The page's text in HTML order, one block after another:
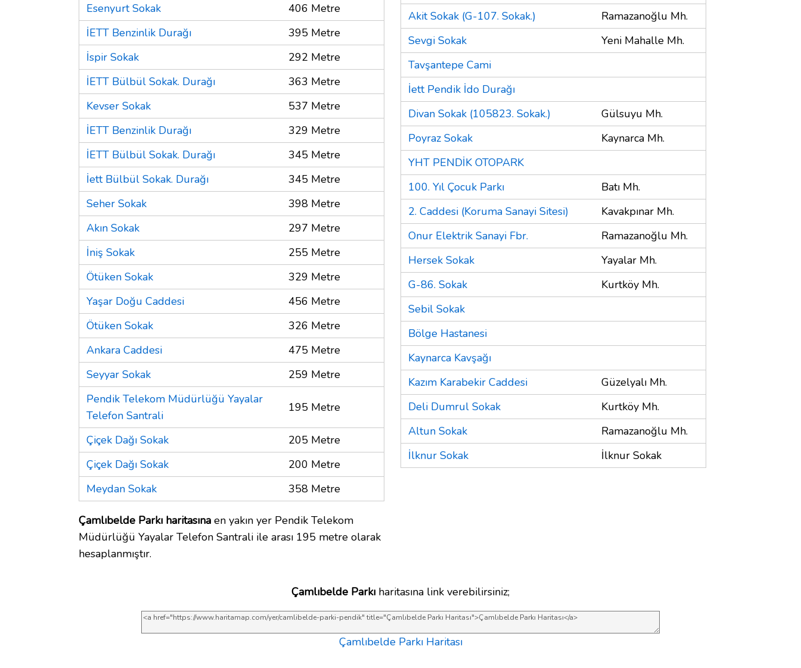
Esenyurt Sokak
406 Metre
İETT Benzinlik Durağı
395 Metre
İspir Sokak
292 Metre
İETT Bülbül Sokak. Durağı
363 Metre
Kevser Sokak
537 Metre
İETT Benzinlik Durağı
329 Metre
İETT Bülbül Sokak. Durağı
345 Metre
İett Bülbül Sokak. Durağı
345 Metre
Seher Sokak
398 Metre
Akın Sokak
297 Metre
İniş Sokak
255 Metre
Ötüken Sokak
329 Metre
Yaşar Doğu Caddesi
456 Metre
Ötüken Sokak
326 Metre
Ankara Caddesi
475 Metre
Seyyar Sokak
259 Metre
Pendik Telekom Müdürlüğü Yayalar
Telefon Santrali
195 Metre
Çiçek Dağı Sokak
205 Metre
Çiçek Dağı Sokak
200 Metre
Meydan Sokak
358 Metre
Çamlıbelde Parkı haritasına en yakın yer Pendik Telekom
Müdürlüğü Yayalar Telefon Santrali ile arası 195 metre olarak
hesaplanmıştır.
Akit Sokak (G-107. Sokak.)
Ramazanoğlu Mh.
Sevgi Sokak
Yeni Mahalle Mh.
Tavşantepe Cami
İett Pendik İdo Durağı
Divan Sokak (105823. Sokak.)
Gülsuyu Mh.
Poyraz Sokak
Kaynarca Mh.
YHT PENDİK OTOPARK
100. Yıl Çocuk Parkı
Batı Mh.
2. Caddesi (Koruma Sanayi Sitesi)
Kavakpınar Mh.
Onur Elektrik Sanayi Fbr.
Ramazanoğlu Mh.
Hersek Sokak
Yayalar Mh.
G-86. Sokak
Kurtköy Mh.
Sebil Sokak
Bölge Hastanesi
Kaynarca Kavşağı
Kazım Karabekir Caddesi
Güzelyalı Mh.
Deli Dumrul Sokak
Kurtköy Mh.
Altun Sokak
Ramazanoğlu Mh.
İlknur Sokak
İlknur Sokak
Çamlıbelde Parkı haritasına link verebilirsiniz;
Çamlıbelde Parkı Haritası